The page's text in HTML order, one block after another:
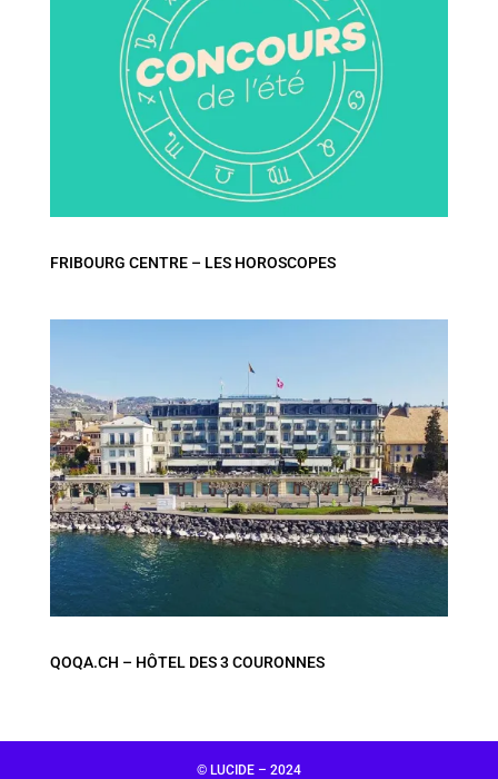
FRIBOURG CENTRE – LES HOROSCOPES
QOQA.CH – HÔTEL DES 3 COURONNES
© LUCIDE – 2024